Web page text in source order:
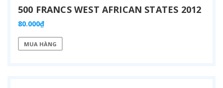
500 FRANCS WEST AFRICAN STATES 2012
80.000₫
MUA HÀNG